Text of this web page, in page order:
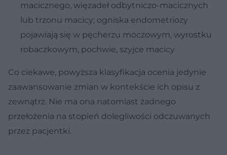
macicznego, więzadeł odbytniczo-macicznych
lub trzonu macicy; ogniska endometriozy
pojawiają się w pęcherzu moczowym, wyrostku
robaczkowym, pochwie, szyjce macicy
Co ciekawe, powyższa klasyfikacja ocenia jedynie
zaawansowanie zmian w kontekście ich opisu z
zewnątrz. Nie ma ona natomiast żadnego
przełożenia na stopień dolegliwości odczuwanych
przez pacjentki.